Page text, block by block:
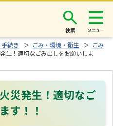
検索
手続き ＞ ごみ・環境・衛生 ＞
ごみ
生！適切なごみ出しをお願いしま
災発生！適切なご
す！！